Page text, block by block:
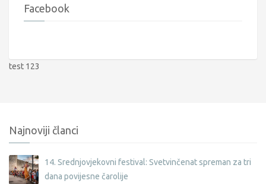
Facebook
test 123
Najnoviji članci
14. Srednjovjekovni festival: Svetvinčenat spreman za tri
dana povijesne čarolije